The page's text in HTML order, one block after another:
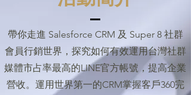
帶你走進 Salesforce CRM 及 Super 8 社群
會員行銷世界，探究如何有效運用台灣社群
媒體市占率最高的LINE官方帳號，提高企業
營收。運用世界第一的CRM掌握客戶360完